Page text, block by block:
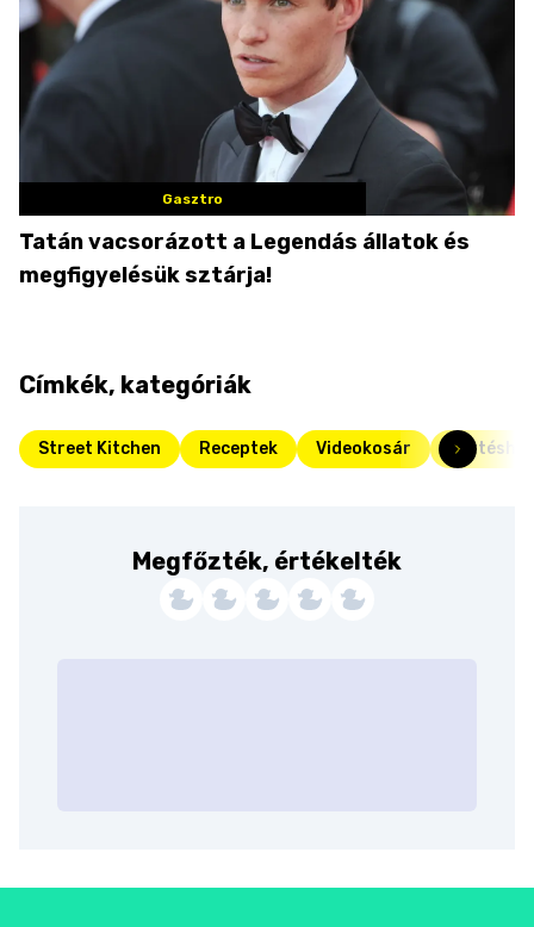
Gasztro
Tatán vacsorázott a Legendás állatok és
megfigyelésük sztárja!
Címkék, kategóriák
Street Kitchen Receptek Videokosár
Megfőzték, értékelték